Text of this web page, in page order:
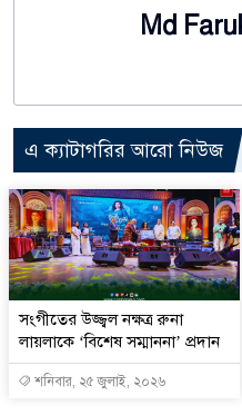
Md
এ ক্যাটাগরির আরো নিউজ
সংগীতের উজ্জ্বল নক্ষত্র রুনা
লায়লাকে ‘বিশেষ সম্মাননা’ প্রদান
শনিবার, ২৫ জুলাই, ২০২৬